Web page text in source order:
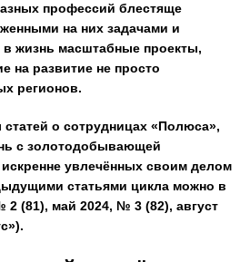
профессий блестяще
на них задачами и
жизнь масштабные проекты,
на развитие не просто
регионов.
о сотрудницах «Полюса»,
с золотодобывающей
увлечённых своим делом
статьями цикла можно в
(81), май 2024, № 3 (82), август